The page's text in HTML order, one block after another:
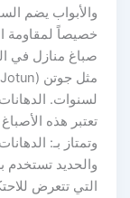
والأبواب يضم
خصيصاً لمقاومة
صباغ منازل في
لسنوات.
تعتبر هذه
وتمتاز بـ:
والحديد تستخدم
التي تتعرض